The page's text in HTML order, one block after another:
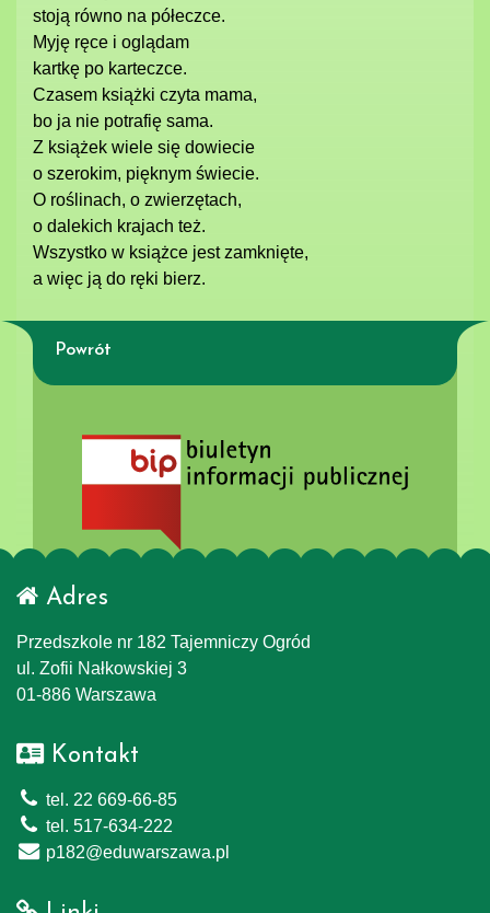
stoją równo na półeczce.
Myję ręce i oglądam
kartkę po karteczce.
Czasem książki czyta mama,
bo ja nie potrafię sama.
Z książek wiele się dowiecie
o szerokim, pięknym świecie.
O roślinach, o zwierzętach,
o dalekich krajach też.
Wszystko w książce jest zamknięte,
a więc ją do ręki bierz.
Powrót
Adres
Przedszkole nr 182 Tajemniczy Ogród
ul. Zofii Nałkowskiej 3
01-886 Warszawa
Kontakt
tel. 22 669-66-85
tel. 517-634-222
p182@eduwarszawa.pl